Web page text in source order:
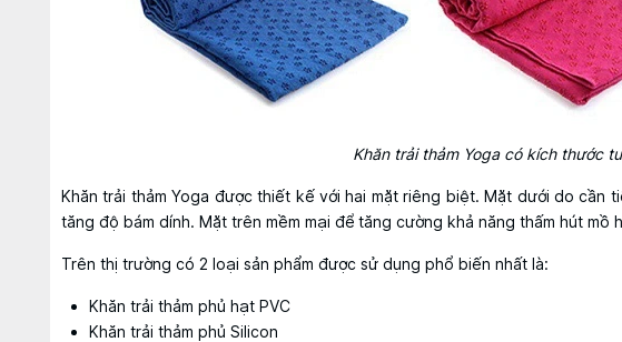
Khăn trải thảm Yoga có kích thước
Khăn trải thảm Yoga được thiết kế với hai mặt riêng biệt. Mặt dưới do
tăng độ bám dính. Mặt trên mềm mại để tăng cường khả năng thấm hút mồ
Trên thị trường có 2 loại sản phẩm được sử dụng phổ biến nhất là:
Khăn trải thảm phủ hạt PVC
Khăn trải thảm phủ Silicon